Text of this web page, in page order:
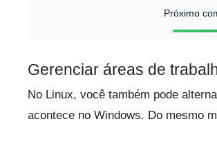
Próximo
Gerenciar áreas de
No Linux, você também pode
acontece no Windows. Do mesmo